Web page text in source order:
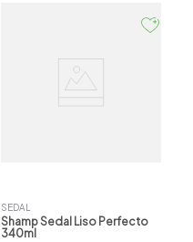
SEDAL
Shamp Sedal Liso Perfecto
340ml